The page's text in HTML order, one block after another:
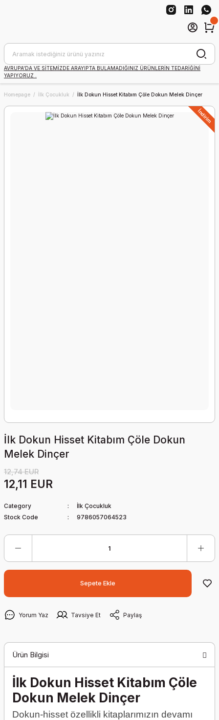
AVRUPA'DA VE SİTEMİZDE ARAYIPTA BULAMADIĞINIZ ÜRÜNLERİN TEDARİĞİNİ
YAPIYORUZ .
Homepage İlk Çocukluk İlk Dokun Hisset Kitabım Çöle Dokun Melek Dinçer
İndirim
İlk Dokun Hisset Kitabım Çöle Dokun
Melek Dinçer
12,74 EUR
12,11 EUR
Category
İlk Çocukluk
Stock Code
9786057064523
Sepete Ekle
Yorum Yaz Tavsiye Et Paylaş
Ürün Bilgisi
İlk Dokun Hisset Kitabım Çöle
Dokun Melek Dinçer
Dokun-hisset özellikli kitaplarımızın devamı